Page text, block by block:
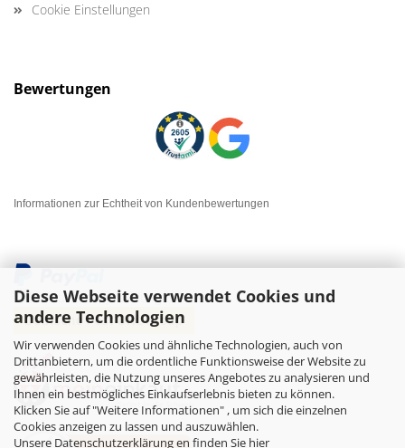
Diese Webseite verwendet Cookies und
andere Technologien
Wir verwenden Cookies und ähnliche Technologien, auch von
Drittanbietern, um die ordentliche Funktionsweise der Website zu
gewährleisten, die Nutzung unseres Angebotes zu analysieren und
Ihnen ein bestmögliches Einkaufserlebnis bieten zu können.
Klicken Sie auf "Weitere Informationen" , um sich die einzelnen
Cookies anzeigen zu lassen und auszuwählen.
Unsere Datenschutzerklärung en finden Sie hier
Cookie Einstellungen
Bewertungen
Informationen zur Echtheit von Kundenbewertungen